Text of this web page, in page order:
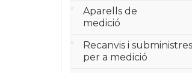
Aparells de
medició
Recanvis i subministres
per a medició